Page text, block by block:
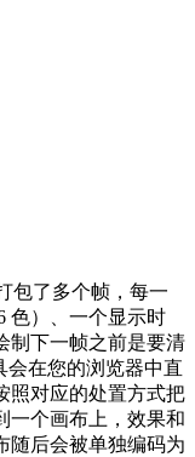
包了多个帧，每一
色）、一个显示时
制下一帧之前是要清
会在您的浏览器中直
照对应的处置方式把
一个画布上，效果和
随后会被单独编码为